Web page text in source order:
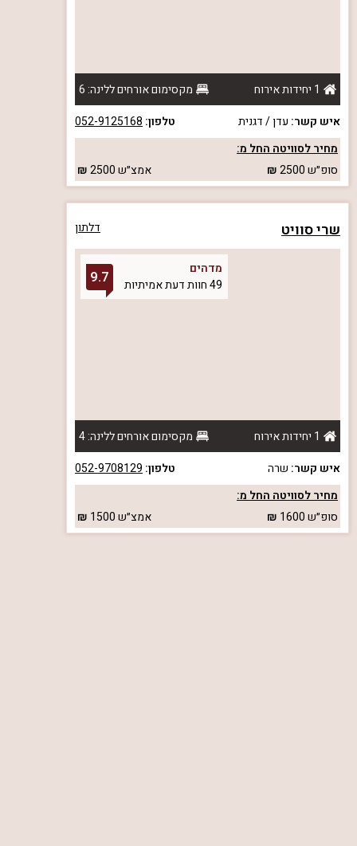
1 יחידות אירוח
מקסימום אורחים ללינה: 6
איש קשר: עדן / דגנית טלפון: 052-9125168
מחיר לסוויטה החל מ:
סופ״ש2500 אמצ״ש2500
שרי סוויט דלתון
מדהים
49 חוות דעת אמיתיות
9.7
1 יחידות אירוח
מקסימום אורחים ללינה: 4
איש קשר: שרה טלפון: 052-9708129
מחיר לסוויטה החל מ:
סופ״ש1600 אמצ״ש1500